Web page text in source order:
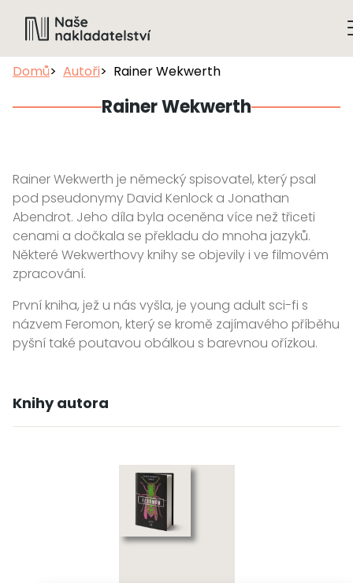
Domů Autoři Rainer Wekwerth
Rainer Wekwerth
Rainer Wekwerth je německý spisovatel, který psal
pod pseudonymy David Kenlock a Jonathan
Abendrot. Jeho díla byla oceněna více než třiceti
cenami a dočkala se překladu do mnoha jazyků.
Některé Wekwerthovy knihy se objevily i ve filmovém
zpracování.
První kniha, jež u nás vyšla, je young adult sci-fi s
názvem Feromon, který se kromě zajímavého příběhu
pyšní také poutavou obálkou s barevnou ořízkou.
Knihy autora